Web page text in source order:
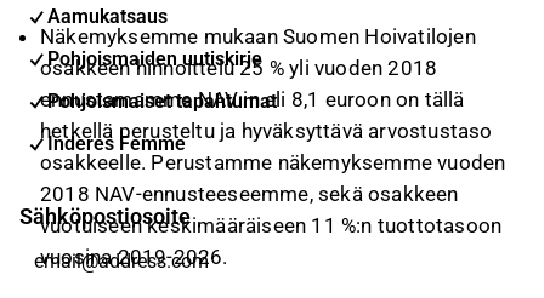
Näkemyksemme mukaan Suomen Hoivatilojen
osakkeen hinnoittelu 25 % yli vuoden 2018
ennustamamme NAV:in eli 8,1 euroon on tällä
hetkellä perusteltu ja hyväksyttävä arvostustaso
osakkeelle. Perustamme näkemyksemme vuoden
2018 NAV-ennusteeseemme, sekä osakkeen
vuotuiseen keskimääräiseen 11 %:n tuottotasoon
vuosina 2019-2026.
Aamukatsaus
Pohjoismaiden uutiskirje
Pohjoismaiset tapahtumat
Inderes Femme
Sähköpostiosoite